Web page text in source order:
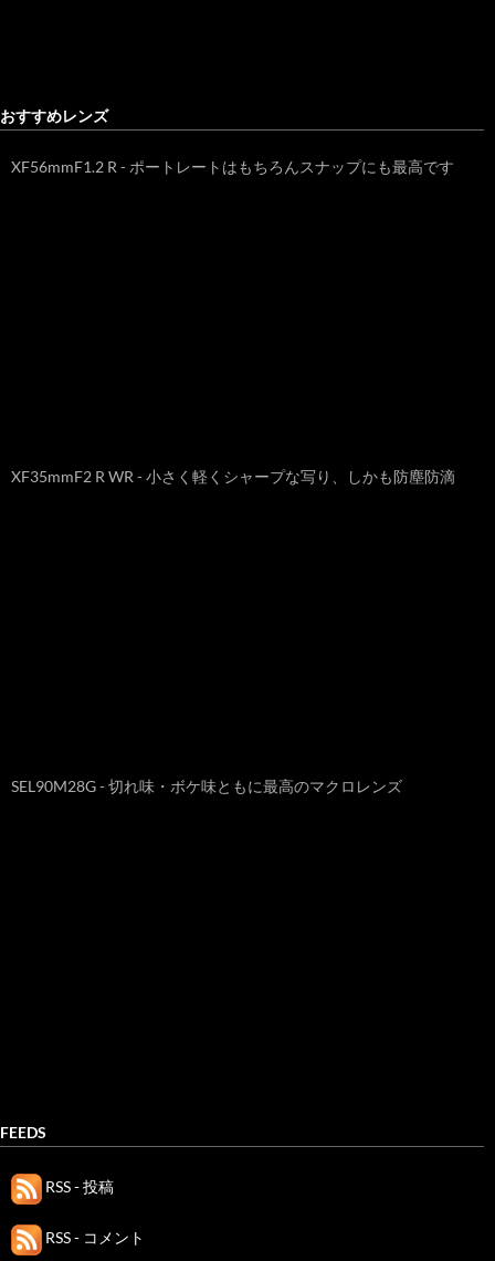
おすすめレンズ
XF56mmF1.2 R - ポートレートはもちろんスナップにも最高です
XF35mmF2 R WR - 小さく軽くシャープな写り、しかも防塵防滴
SEL90M28G - 切れ味・ボケ味ともに最高のマクロレンズ
FEEDS
RSS - 投稿
RSS - コメント